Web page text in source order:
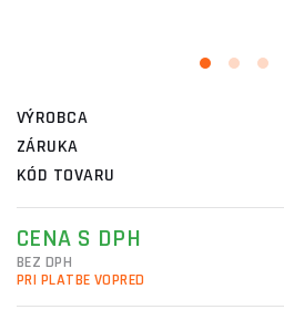
VÝROBCA
ZÁRUKA
KÓD TOVARU
CENA S DPH
BEZ DPH
PRI PLATBE VOPRED